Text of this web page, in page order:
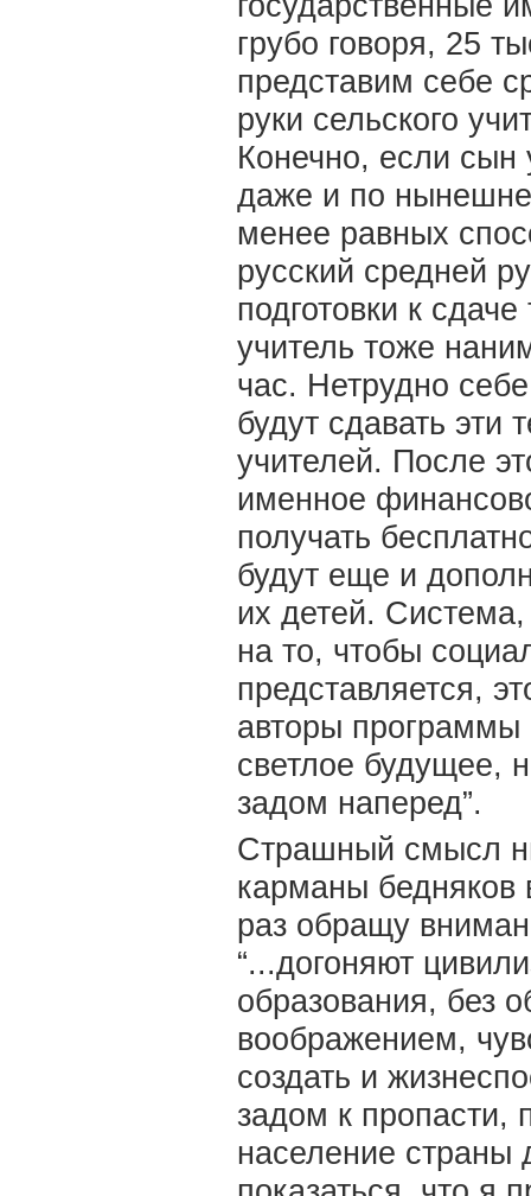
грубо говоря, 25
представим себе
руки сельского
Конечно, если сын
даже и по
менее равных
русский средней
подготовки к
учитель тоже
час. Нетрудно
будут сдавать эти
учителей. После
именное
получать
будут еще и
их детей.
на то, чтобы
представляется,
авторы
светлое будущее,
задом наперед”.
Страшный смысл
карманы
раз обращу
“...догоняют
образования, без
воображением,
создать и
задом к пропасти,
население страны